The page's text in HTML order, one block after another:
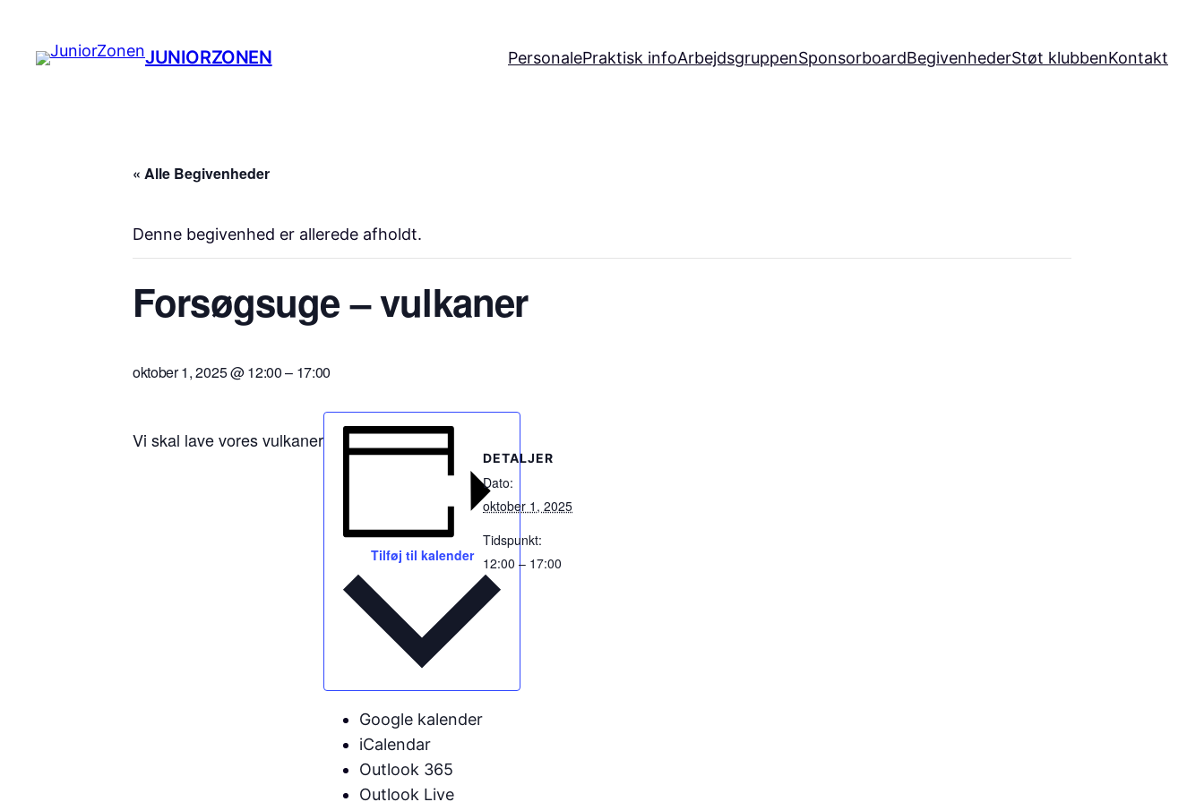
JUNIORZONEN PersonalePraktisk infoArbejdsgruppenSponsorboardBegivenhederStøt klubbenKontakt
« Alle Begivenheder
Denne begivenhed er allerede afholdt.
Forsøgsuge – vulkaner
oktober 1, 2025 @ 12:00– 17:00
Vi skal lave vores vulkaner
Tilføj til kalender
Google kalender
iCalendar
Outlook 365
Outlook Live
DETALJER
Dato:
oktober 1, 2025
Tidspunkt:
12:00 – 17:00